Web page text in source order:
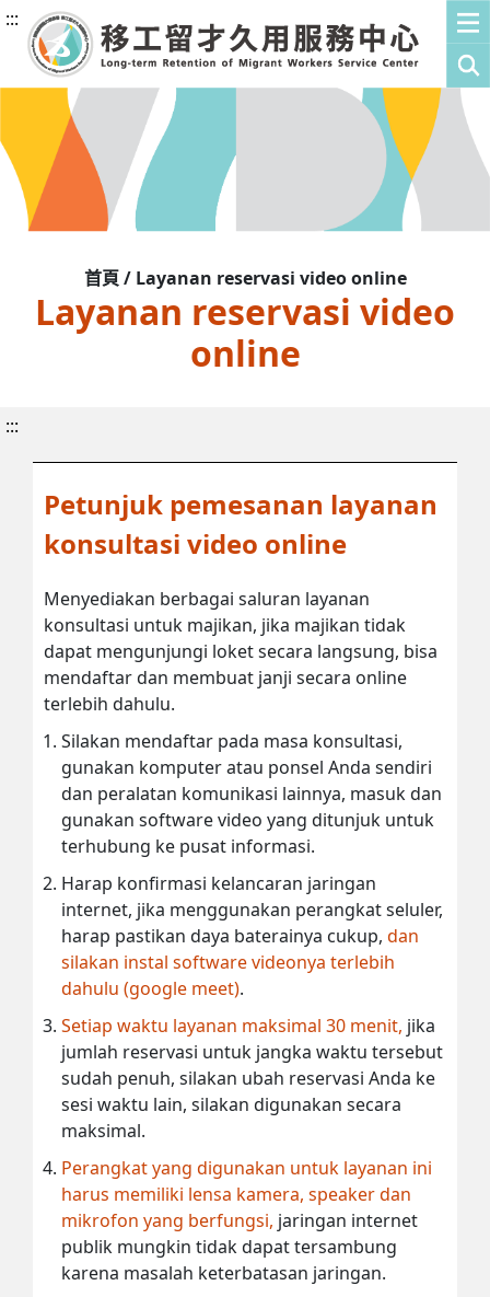
:::
首頁 / Layanan reservasi video online
Layanan reservasi video
online
:::
Petunjuk pemesanan layanan
konsultasi video online
Menyediakan berbagai saluran layanan
konsultasi untuk majikan, jika majikan tidak
dapat mengunjungi loket secara langsung, bisa
mendaftar dan membuat janji secara online
terlebih dahulu.
Silakan mendaftar pada masa konsultasi,
gunakan komputer atau ponsel Anda sendiri
dan peralatan komunikasi lainnya, masuk dan
gunakan software video yang ditunjuk untuk
terhubung ke pusat informasi.
Harap konfirmasi kelancaran jaringan
internet, jika menggunakan perangkat seluler,
harap pastikan daya baterainya cukup, dan
silakan instal software videonya terlebih
dahulu (google meet).
Setiap waktu layanan maksimal 30 menit, jika
jumlah reservasi untuk jangka waktu tersebut
sudah penuh, silakan ubah reservasi Anda ke
sesi waktu lain, silakan digunakan secara
maksimal.
Perangkat yang digunakan untuk layanan ini
harus memiliki lensa kamera, speaker dan
mikrofon yang berfungsi, jaringan internet
publik mungkin tidak dapat tersambung
karena masalah keterbatasan jaringan.